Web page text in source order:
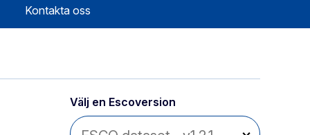
Kontakta oss
Välj en Escoversion